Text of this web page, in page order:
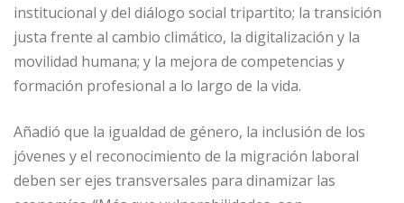
institucional y del diálogo social tripartito; la transición
justa frente al cambio climático, la digitalización y la
movilidad humana; y la mejora de competencias y
formación profesional a lo largo de la vida.
Añadió que la igualdad de género, la inclusión de los
jóvenes y el reconocimiento de la migración laboral
deben ser ejes transversales para dinamizar las